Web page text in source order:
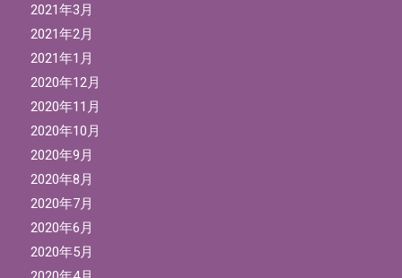
2021年3月
2021年2月
2021年1月
2020年12月
2020年11月
2020年10月
2020年9月
2020年8月
2020年7月
2020年6月
2020年5月